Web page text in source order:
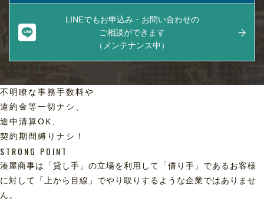
LINEでもお申込み・お問い合わせの
ご相談ができます
（メンテナンス中）
不明瞭な事務手数料や
違約金等一切ナシ、
途中清算OK、
契約期間縛りナシ！
STRONG POINT
湊屋商事は「貸し手」の立場を利用して「借り手」であるお客様
に対して「上から目線」でやり取りするような企業ではありませ
ん。